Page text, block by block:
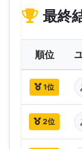
最終
順位
1位
2位